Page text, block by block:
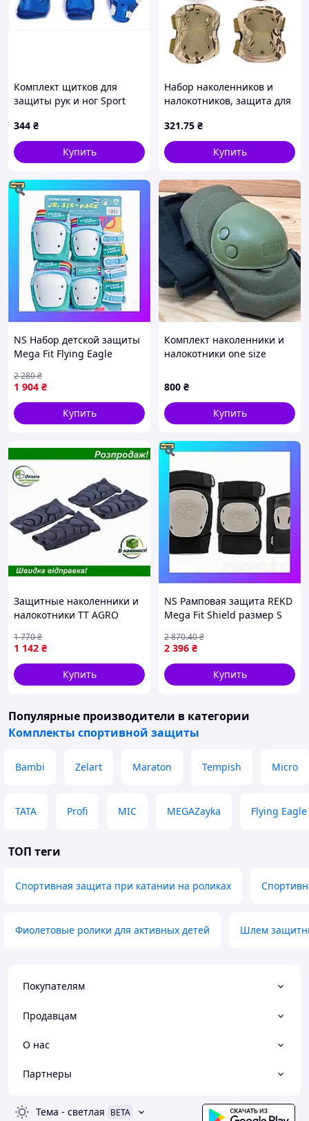
Комплект щитков для
защиты рук и ног Sport
344 ₴
Купить
Набор наколенников и
налокотников, защита для
Камуфляж
321.75 ₴
Купить
NS Набор детской защиты
Mega Fit Flying Eagle
1 904 ₴
2 280₴
Купить
Комплект наколенники и
налокотники one size
800 ₴
Купить
Защитные наколенники и
налокотники TT AGRO
взрослых для активного
отдыха и спорта
1 142 ₴
1 770₴
Купить
NS Рамповая защита REKD
Mega Fit Shield размер S
2 396 ₴
2 870.40₴
Купить
Популярные производители в категории
Комплекты спортивной защиты
Bambi Zelart Maraton Tempish Micro
TATA Profi MIC MEGAZayka Flying Eagle
ТОП теги
Спортивная защита при катании на роликах
Фиолетовые ролики для активных детей Шлем
Покупателям
Продавцам
О нас
Партнеры
Тема - светлая BETA